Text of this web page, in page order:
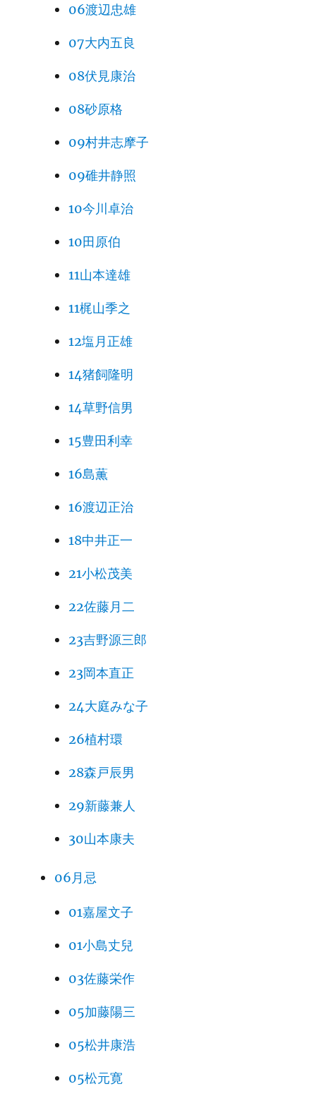
06渡辺忠雄
07大内五良
08伏見康治
08砂原格
09村井志摩子
09碓井静照
10今川卓治
10田原伯
11山本達雄
11梶山季之
12塩月正雄
14猪飼隆明
14草野信男
15豊田利幸
16島薫
16渡辺正治
18中井正一
21小松茂美
22佐藤月二
23吉野源三郎
23岡本直正
24大庭みな子
26植村環
28森戸辰男
29新藤兼人
30山本康夫
06月忌
01嘉屋文子
01小島丈兒
03佐藤栄作
05加藤陽三
05松井康浩
05松元寛